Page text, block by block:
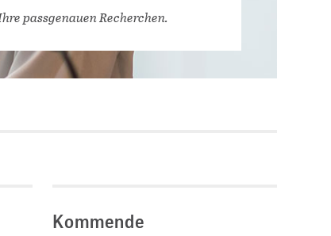
Abschlussarbeiten bei
passgenauen Recherchen.
Kommende